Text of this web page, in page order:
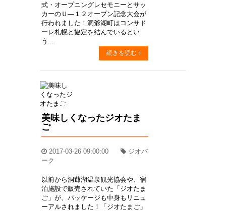
式・オープニングレセモニーとサッ
カーのＵ―１２オープン記念大会が
行われました！洞爺湖町はコンサド
ーレ札幌と協定を結んでいるとい
う...
続きを読む
美味しくなったジオたま
ご
2017-03-26 09:00:00
ジオパ
ーク
以前から洞爺湖温泉観光協会や、宿
泊施設で販売されていた「ジオたま
ご」が、パッケージも中身もリニュ
ーアルされました！「ジオたまご」